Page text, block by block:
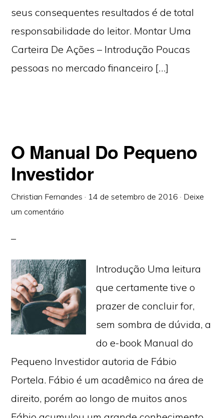
seus consequentes resultados é de total
responsabilidade do leitor. Montar Uma
Carteira De Ações – Introdução Poucas
pessoas no mercado financeiro […]
O Manual Do Pequeno
Investidor
Christian Fernandes · 14 de setembro de 2016 · Deixe
um comentário
Introdução Uma leitura
que certamente tive o
prazer de concluir for,
sem sombra de dúvida, a
do e-book Manual do
Pequeno Investidor autoria de Fábio
Portela. Fábio é um acadêmico na área de
direito, porém ao longo de muitos anos